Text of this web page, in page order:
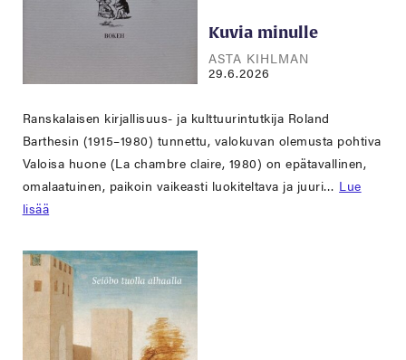
Kuvia minulle
ASTA KIHLMAN
29.6.2026
Ranskalaisen kirjallisuus- ja kulttuurintutkija Roland
Barthesin (1915–1980) tunnettu, valokuvan olemusta pohtiva
Valoisa huone (La chambre claire, 1980) on epätavallinen,
omalaatuinen, paikoin vaikeasti luokiteltava ja juuri… Lue
lisää